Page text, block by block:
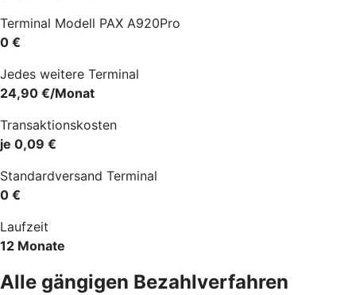
Terminal Modell PAX A920Pro
0 €
Jedes weitere Terminal
24,90 €/Monat
Transaktionskosten
je 0,09 €
Standardversand Terminal
0 €
Laufzeit
12 Monate
Alle gängigen Bezahlverfahren